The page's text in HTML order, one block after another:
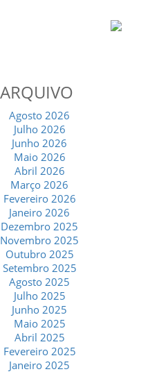
ARQUIVO
Agosto 2026
Julho 2026
Junho 2026
Maio 2026
Abril 2026
Março 2026
Fevereiro 2026
Janeiro 2026
Dezembro 2025
Novembro 2025
Outubro 2025
Setembro 2025
Agosto 2025
Julho 2025
Junho 2025
Maio 2025
Abril 2025
Fevereiro 2025
Janeiro 2025